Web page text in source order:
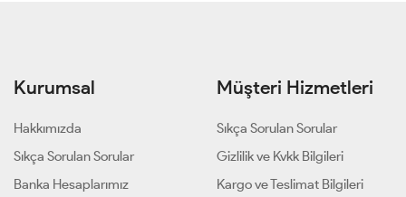
Kurumsal
Hakkımızda
Sıkça Sorulan Sorular
Banka Hesaplarımız
Müşteri Hizmetleri
Sıkça Sorulan Sorular
Gizlilik ve Kvkk Bilgileri
Kargo ve Teslimat Bilgileri